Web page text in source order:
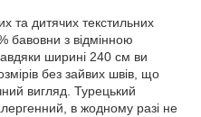
та дитячих текстильних
бавовни з відмінною
ширині 240 см ви
без зайвих швів, що
вигляд. Турецький
в жодному разі не